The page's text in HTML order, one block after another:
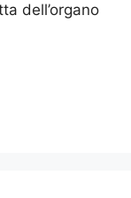
dell’organo